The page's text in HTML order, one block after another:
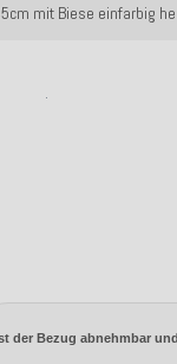
mit Biese einfarbig
der Bezug abnehmbar